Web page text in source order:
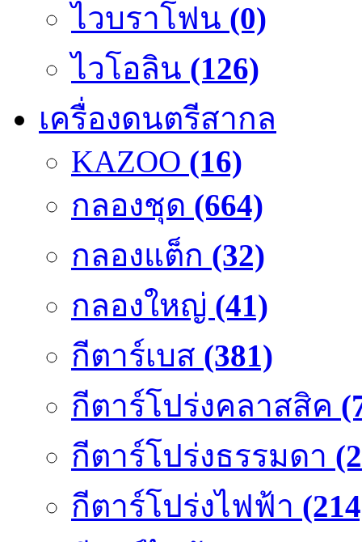
ไวบราโฟน (0)
ไวโอลิน (126)
เครื่องดนตรีสากล
KAZOO (16)
กลองชุด (664)
กลองแต็ก (32)
กลองใหญ่ (41)
กีตาร์เบส (381)
กีตาร์โปร่งคลาสสิค
กีตาร์โปร่งธรรมดา
กีตาร์โปร่งไฟฟ้า